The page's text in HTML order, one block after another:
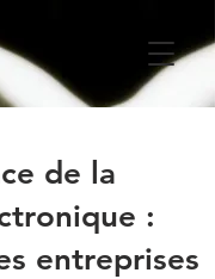
de la
:
entreprises